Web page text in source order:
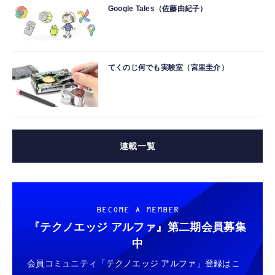
Google Tales（佐藤由紀子）
てくのじ何でも実験室（宮里圭介）
連載一覧
BECOME A MEMBER
『テクノエッジ アルファ』 第二期会員募集
中
会員コミュニティ「テクノエッジ アルファ」登録はこ